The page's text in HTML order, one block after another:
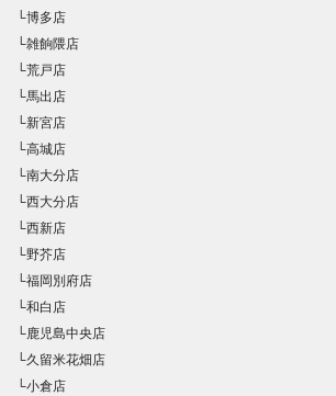
└博多店
└雑餉隈店
└荒戸店
└馬出店
└新宮店
└高城店
└南大分店
└西大分店
└西新店
└野芥店
└福岡別府店
└和白店
└鹿児島中央店
└久留米花畑店
└小倉店